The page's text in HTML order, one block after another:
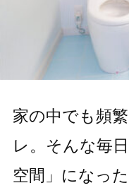
家の中でも頻
レ。そんな毎
空間」になっ